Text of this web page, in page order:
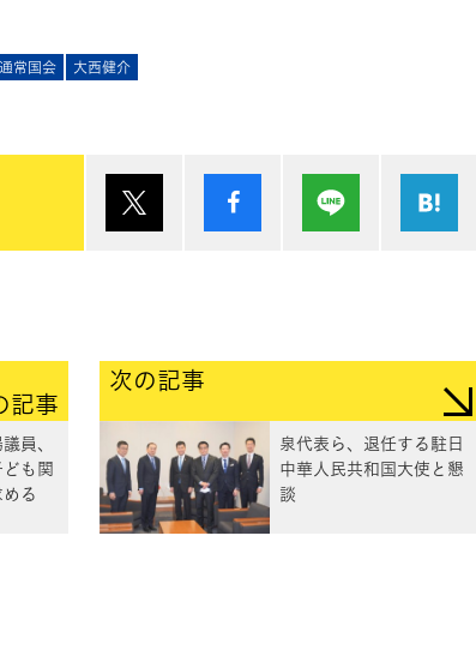
常国会 大西健介
シェア Lineで送る
記事
員、
も関
る
次の記事
泉代表ら、退任する駐日
中華人民共和国大使と懇
談